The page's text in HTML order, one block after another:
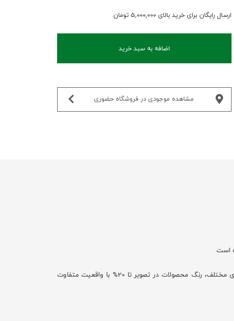
ارسال رایگان برای خرید بالای 5,000,000 تومان
اضافه به سبد خرید
مشاهده موجودی در فروشگاه حضوری‌
با توجه به تفاوت نمایش رنگ‌ها در صفحه نمایش دستگاه‌های مختلف، رنگ محصولات در تصویر تا 20% با واقعیت متفاوت